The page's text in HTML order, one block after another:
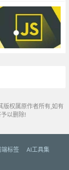
版权属原作者所有,如有
以删除!
端标签
AI工具集